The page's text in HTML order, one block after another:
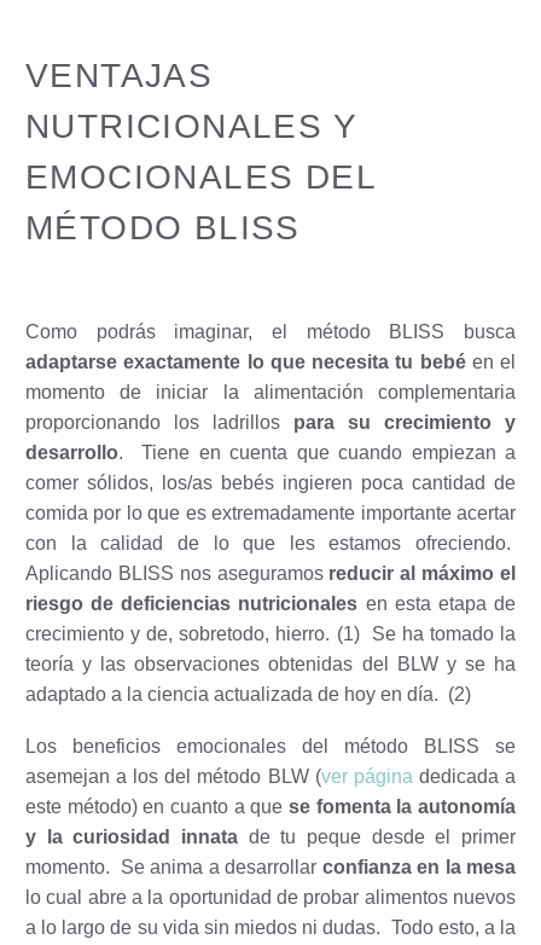
VENTAJAS
NUTRICIONALES Y
EMOCIONALES DEL
MÉTODO BLISS
Como podrás imaginar, el método BLISS busca
adaptarse exactamente lo que necesita tu bebéen el
momento de iniciar la alimentación complementaria
proporcionando los ladrillos para su crecimiento y
desarrollo.
Tiene en cuenta que cuando empiezan a
comer sólidos, los/as bebés ingieren poca cantidad de
comida por lo que es extremadamente importante acertar
con la calidad de lo que les estamos ofreciendo.
Aplicando BLISS nos aseguramos reducir al máximo el
riesgo de deficiencias nutricionales en esta etapa de
crecimiento y de, sobretodo, hierro. (1) Se ha tomado la
teoría y las observaciones obtenidas del BLW y se ha
adaptado a la ciencia actualizada de hoy en día. (2)
Los beneficios emocionales del método BLISS se
asemejan a los del método BLW (ver página dedicada a
este método) en cuanto a que se fomenta la autonomía
y la curiosidad innata de tu peque desde el primer
momento.
Se anima a desarrollar confianza en la mesa
lo cual abre a la oportunidad de probar alimentos nuevos
a lo largo de su vida sin miedos ni dudas. Todo esto, a la